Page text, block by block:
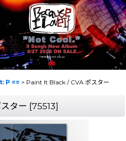
P == > Paint It Black / CVA ポスター
ター [75513]